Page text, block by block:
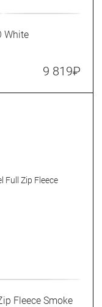
White
9 819₽
Fleece Smoke